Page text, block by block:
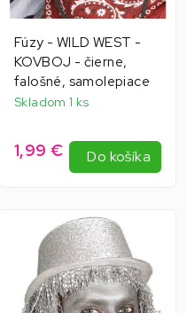
Fúzy - WILD WEST -
KOVBOJ - čierne,
falošné, samolepiace
Skladom 1 ks
1,99 € Do košíka